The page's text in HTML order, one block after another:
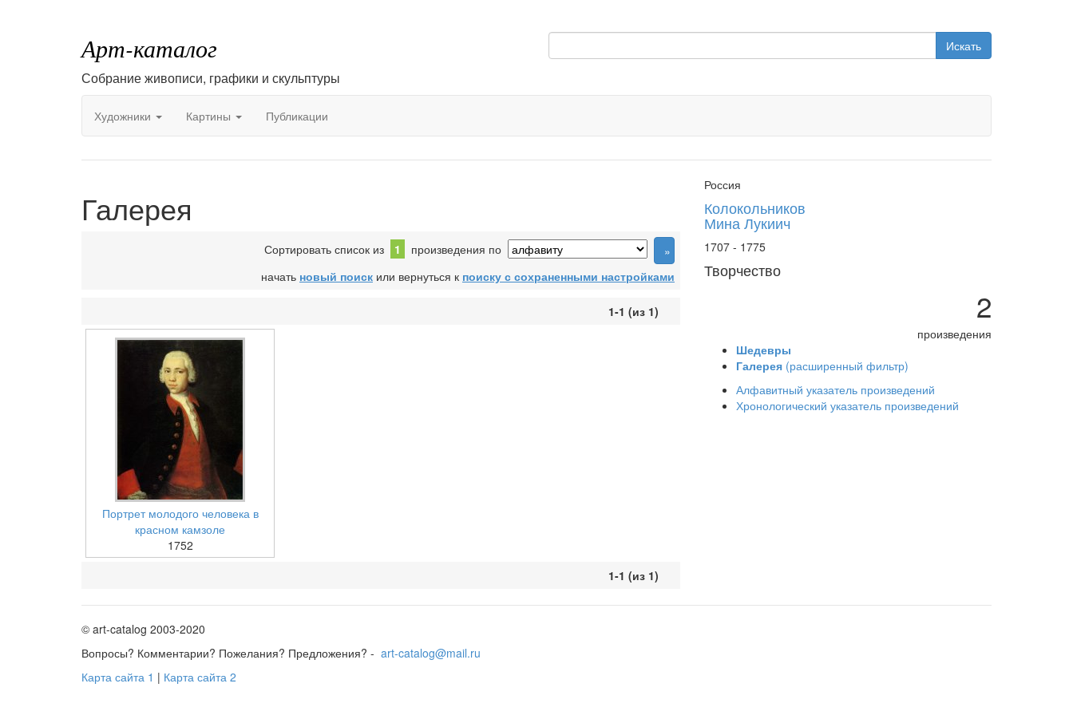
Арт-каталог
Собрание живописи, графики и скульптуры
Искать
Художники Картины Публикации
Галерея
Сортировать список из 1
произведения по
начать новый поиск или вернуться к поиску с сохраненными настройками
1-1 (из 1)
Портрет молодого человека в
красном камзоле
1752
1-1 (из 1)
Россия
Колокольников
Мина Лукиич
1707 - 1775
Творчество
2
произведения
Шедевры
Галерея (расширенный фильтр)
Алфавитный указатель произведений
Хронологический указатель произведений
© art-catalog 2003-2020
Вопросы? Комментарии? Пожелания? Предложения? - art-catalog@mail.ru
Карта сайта 1 | Карта сайта 2